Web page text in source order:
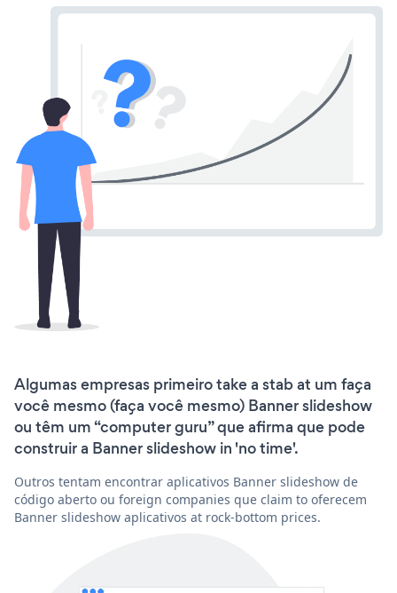
Algumas empresas primeiro take a stab at um faça
você mesmo (faça você mesmo) Banner slideshow
ou têm um “computer guru” que afirma que pode
construir a Banner slideshow in 'no time'.
Outros tentam encontrar aplicativos Banner slideshow de
código aberto ou foreign companies que claim to oferecem
Banner slideshow aplicativos at rock-bottom prices.